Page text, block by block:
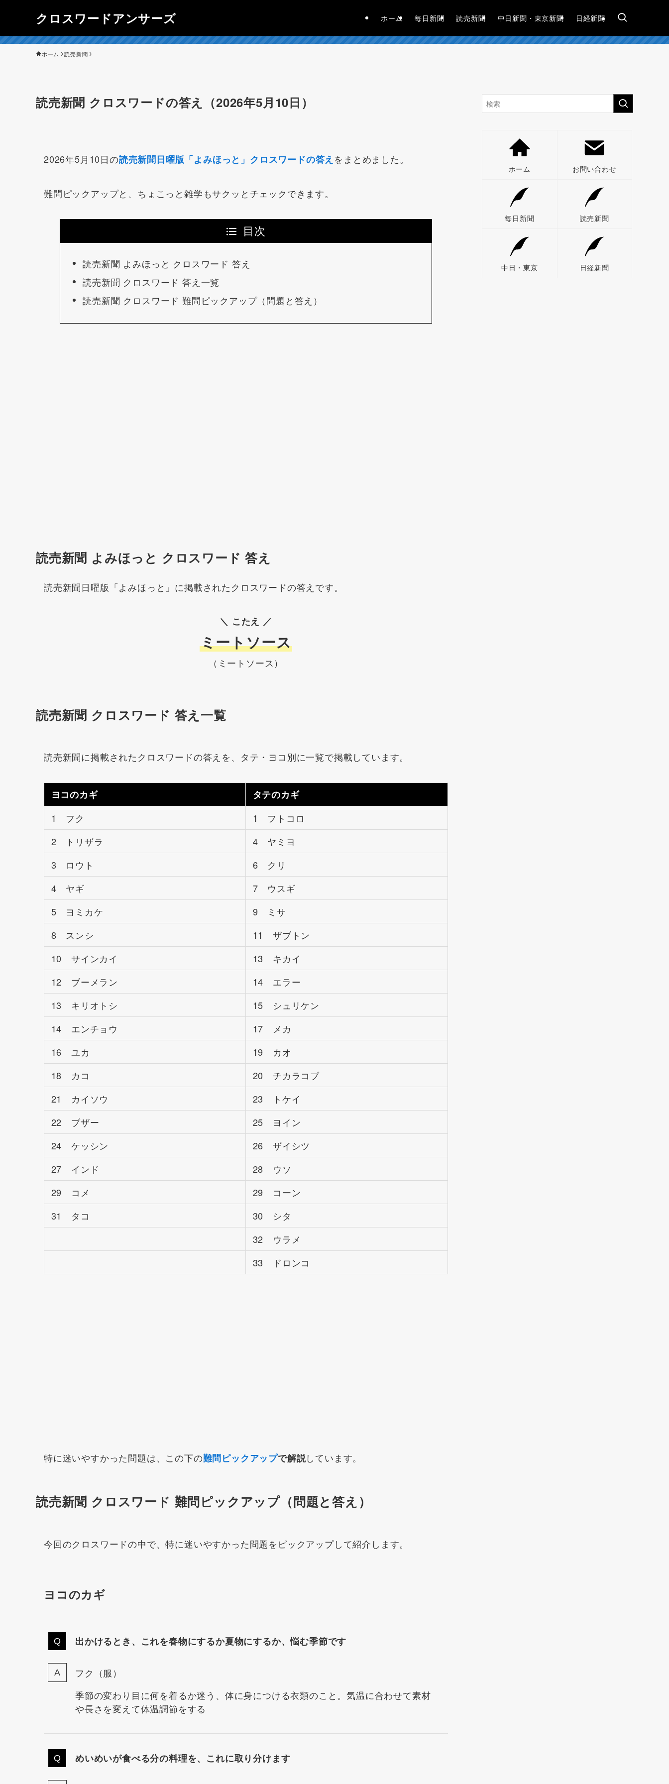
クロスワードアンサーズ ホーム 毎日新聞 読売新聞 中日新聞・東京新聞 日経新聞
ホーム 読売新聞
読売新聞 クロスワードの答え（2026年5月10日）
2026年5月10日の読売新聞日曜版「よみほっと」クロスワードの答え をまとめました。
難問ピックアップと、ちょこっと雑学もサクッとチェックできます。
目次
読売新聞 よみほっと クロスワード 答え
読売新聞 クロスワード 答え一覧
読売新聞 クロスワード 難問ピックアップ（問題と答え）
読売新聞 よみほっと クロスワード 答え
読売新聞日曜版「よみほっと」に掲載されたクロスワードの答えです。
＼ こたえ ／
ミートソース
（ミートソース）
読売新聞 クロスワード 答え一覧
読売新聞に掲載されたクロスワードの答えを、タテ・ヨコ別に一覧で掲載しています。
ヨコのカギ
タテのカギ
1 フク
1 フトコロ
2 トリザラ
4 ヤミヨ
3 ロウト
6 クリ
4 ヤギ
7 ウスギ
5 ヨミカケ
9 ミサ
8 スンシ
11 ザブトン
10 サインカイ
13 キカイ
12 ブーメラン
14 エラー
13 キリオトシ
15 シュリケン
14 エンチョウ
17 メカ
16 ユカ
19 カオ
18 カコ
20 チカラコブ
21 カイソウ
23 トケイ
22 ブザー
25 ヨイン
24 ケッシン
26 ザイシツ
27 インド
28 ウソ
29 コメ
29 コーン
31 タコ
30 シタ
32 ウラメ
33 ドロンコ
特に迷いやすかった問題は、この下の難問ピックアップで解説しています。
読売新聞 クロスワード 難問ピックアップ（問題と答え）
今回のクロスワードの中で、特に迷いやすかった問題をピックアップして紹介します。
ヨコのカギ
出かけるとき、これを春物にするか夏物にするか、悩む季節です
フク（服）
季節の変わり目に何を着るか迷う、体に身につける衣類のこと。気温に合わせて素材
や長さを変えて体温調節をする
めいめいが食べる分の料理を、これに取り分けます
ホーム お問い合わせ
毎日新聞 読売新聞
中日・東京 日経新聞